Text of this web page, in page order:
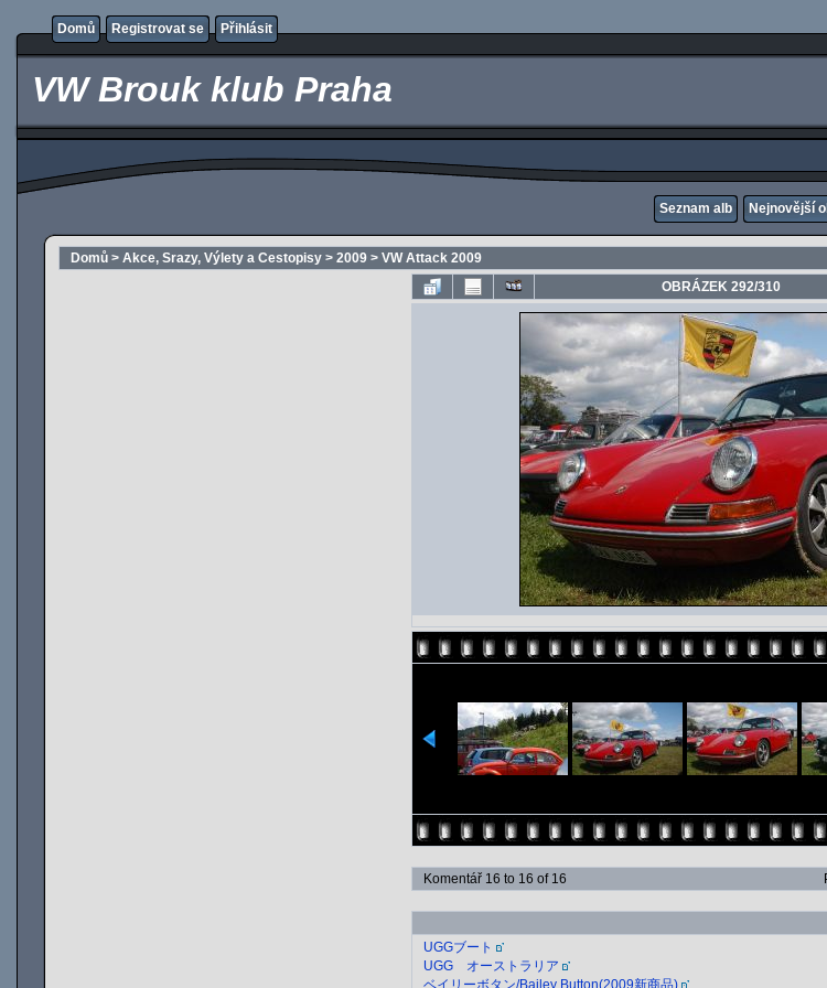
Domů Registrovat se Přihlásit
VW Brouk klub Praha
Seznam alb Nejnovější
Domů > Akce, Srazy, Výlety a Cestopisy > 2009 > VW Attack 2009
OBRÁZEK 292/310
Komentář 16 to 16 of 16
UGGブート
UGG オーストラリア
ベイリーボタン/Bailey Button(2009新商品)